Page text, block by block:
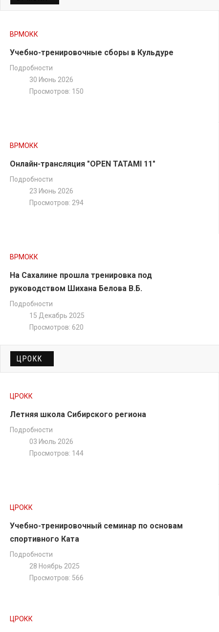
ТАТАМИ B
ТАТАМИ C
Пули Татами C ссылка )
ТАТАМИ D
Пули Татами D
ТАТАМИ C
ВРМОКК
Учебно-тренировочные сборы в Кульдуре
Подробности
30 Июнь 2026
Просмотров: 150
ВРМОКК
Онлайн-трансляция "OPEN TATAMI 11"
Подробности
23 Июнь 2026
Просмотров: 294
ВРМОКК
На Сахалине прошла тренировка под
руководством Шихана Белова В.Б.
Подробности
15 Декабрь 2025
Просмотров: 620
ЦРОКК
ЦРОКК
Летняя школа Сибирского региона
Подробности
03 Июль 2026
Просмотров: 144
ЦРОКК
Учебно-тренировочный семинар по основам
спортивного Ката
Подробности
28 Ноябрь 2025
Просмотров: 566
ЦРОКК